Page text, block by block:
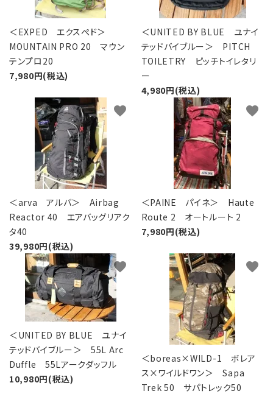
＜EXPED エクスぺド＞
MOUNTAIN PRO 20 マウン
テンプロ20
7,980円(税込)
＜UNITED BY BLUE ユナイ
テッドバイブルー＞ PITCH
TOILETRY ピッチトイレタリ
ー
4,980円(税込)
＜arva アルバ＞ Airbag
Reactor 40 エアバッグリアク
タ40
39,980円(税込)
favorite
＜PAINE パイネ＞ Haute
Route 2 オートルート 2
7,980円(税込)
favorite
＜UNITED BY BLUE ユナイ
テッドバイブルー＞ 55L Arc
Duffle 55Lアークダッフル
10,980円(税込)
favorite
＜boreas×WILD-1 ボレア
ス×ワイルドワン＞ Sapa
Trek 50 サパトレック50
favorite